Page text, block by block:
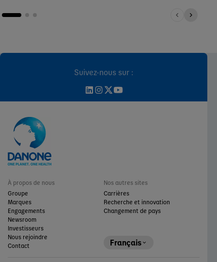
Suivez-nous sur :
À propos de nous
Groupe
Marques
Engagements
Newsroom
Investisseurs
Nous rejoindre
Contact
Nos autres sites
Carrières
Recherche et innovation
Changement de pays
Français